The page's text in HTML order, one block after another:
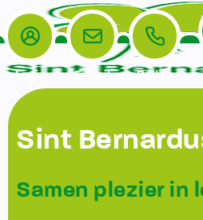
Home
De School
Veiligheidsplan
Het Team
Ouders
TussenSchoolse
Login E-mail Bellen
Sint
Samen plezier in